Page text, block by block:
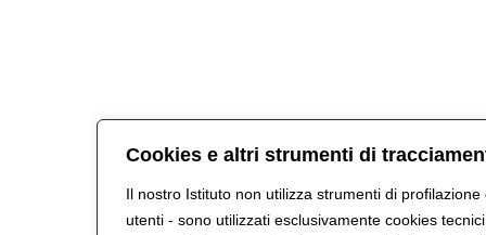
Cookies e altri strumenti di
Il nostro Istituto non utilizza strumenti di profilazione
utenti - sono utilizzati esclusivamente cookies tecnici